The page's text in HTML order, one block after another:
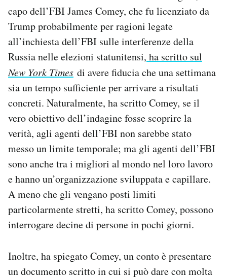
capo dell’FBI James Comey, che fu licenziato da
Trump probabilmente per ragioni legate
all’inchiesta dell’FBI sulle interferenze della
Russia nelle elezioni statunitensi, ha scritto sul
New York Times di avere fiducia che una settimana
sia un tempo sufficiente per arrivare a risultati
concreti. Naturalmente, ha scritto Comey, se il
vero obiettivo dell’indagine fosse scoprire la
verità, agli agenti dell’FBI non sarebbe stato
messo un limite temporale; ma gli agenti dell’FBI
sono anche tra i migliori al mondo nel loro lavoro
e hanno un’organizzazione sviluppata e capillare.
A meno che gli vengano posti limiti
particolarmente stretti, ha scritto Comey, possono
interrogare decine di persone in pochi giorni.
Inoltre, ha spiegato Comey, un conto è presentare
un documento scritto in cui si può dare con molta